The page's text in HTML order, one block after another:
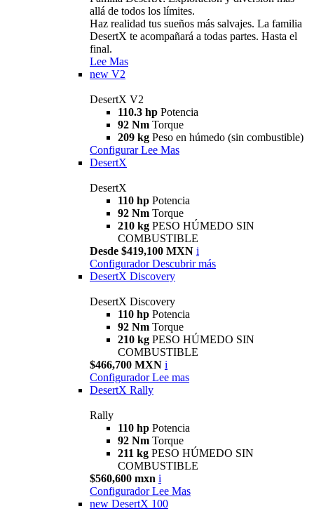
allá de todos los límites.
Haz realidad tus sueños más salvajes. La familia
DesertX te acompañará a todas partes. Hasta el
final.
Lee Mas
new V2
DesertX V2
110.3 hp Potencia
92 Nm Torque
209 kg Peso en húmedo (sin combustible)
Configurar Lee Mas
DesertX
DesertX
110 hp Potencia
92 Nm Torque
210 kg PESO HÚMEDO SIN
COMBUSTIBLE
Desde $419,100 MXN i
Configurador Descubrir más
DesertX Discovery
DesertX Discovery
110 hp Potencia
92 Nm Torque
210 kg PESO HÚMEDO SIN
COMBUSTIBLE
$466,700 MXN i
Configurador Lee mas
DesertX Rally
Rally
110 hp Potencia
92 Nm Torque
211 kg PESO HÚMEDO SIN
COMBUSTIBLE
$560,600 mxn i
Configurador Lee Mas
new DesertX 100